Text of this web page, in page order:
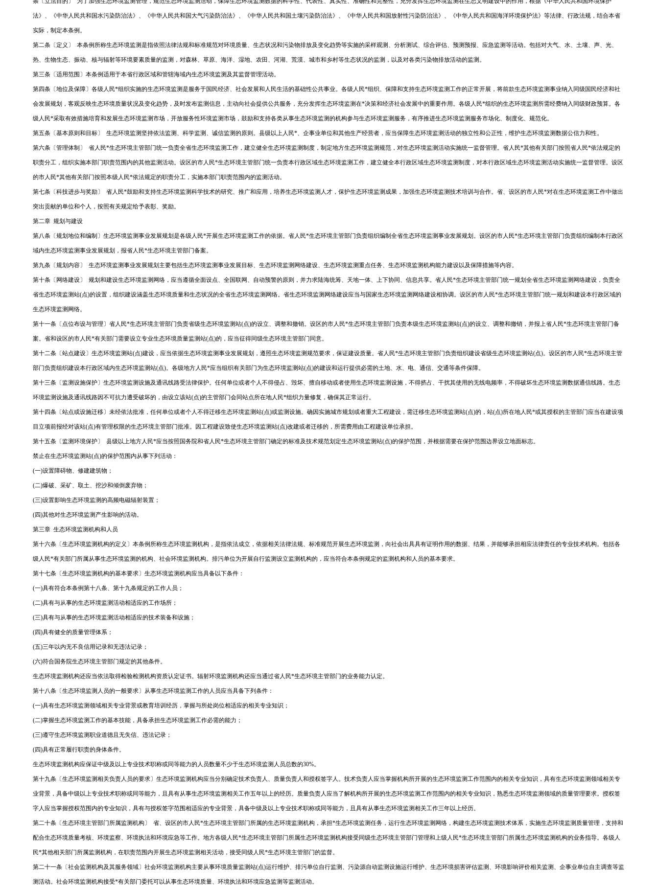
法》、《中华人民共和国水污染防治法》、《中华人民共和国大气污染防治法》、《中华人民共和国土壤污染防治法》、《中华人民共和国放射性污染防治法》、《中华人民共和国海洋环境保护法》等法律、行政法规，结合本省
实际，制定本条例。
第二条〔定义〕 本条例所称生态环境监测是指依照法律法规和标准规范对环境质量、生态状况和污染物排放及变化趋势等实施的采样观测、分析测试、综合评估、预测预报、应急监测等活动。包括对大气、水、土壤、声、光、
热、生物生态、振动、核与辐射等环境要素质量的监测，对森林、草原、海洋、湿地、农田、河湖、荒漠、城市和乡村等生态状况的监测，以及对各类污染物排放活动的监测。
第三条〔适用范围〕本条例适用于本省行政区域和管辖海域内生态环境监测及其监督管理活动。
第四条〔地位及保障〕各级人民*组织实施的生态环境监测是服务于国民经济、社会发展和人民生活的基础性公共事业。各级人民*组织、保障和支持生态环境监测工作的正常开展，将前款生态环境监测事业纳入同级国民经济和社
会发展规划，客观反映生态环境质量状况及变化趋势，及时发布监测信息，主动向社会提供公共服务，充分发挥生态环境监测在*决策和经济社会发展中的重要作用。各级人民*组织的生态环境监测所需经费纳入同级财政预算。各
级人民*采取有效措施培育和发展生态环境监测市场，开放服务性环境监测市场，鼓励和支持各类从事生态环境监测的机构参与生态环境监测服务，有序推进生态环境监测服务市场化、制度化、规范化。
第五条〔基本原则和目标〕 生态环境监测坚持依法监测、科学监测、诚信监测的原则。县级以上人民*、企事业单位和其他生产经营者，应当保障生态环境监测活动的独立性和公正性，维护生态环境监测数据公信力和性。
第六条〔管理体制〕 省人民*生态环境主管部门统一负责全省生态环境监测工作，建立健全生态环境监测制度，制定地方生态环境监测规范，对生态环境监测活动实施统一监督管理。省人民*其他有关部门按照省人民*依法规定的
职责分工，组织实施本部门职责范围内的其他监测活动。设区的市人民*生态环境主管部门统一负责本行政区域生态环境监测工作，建立健全本行政区域生态环境监测制度，对本行政区域生态环境监测活动实施统一监督管理。设区
的市人民*其他有关部门按照本级人民*依法规定的职责分工，实施本部门职责范围内的监测活动。
第七条〔科技进步与奖励〕 省人民*鼓励和支持生态环境监测科学技术的研究、推广和应用，培养生态环境监测人才，保护生态环境监测成果，加强生态环境监测技术培训与合作。省、设区的市人民*对在生态环境监测工作中做出
突出贡献的单位和个人，按照有关规定给予表彰、奖励。
第二章 规划与建设
第八条〔规划地位和编制〕生态环境监测事业发展规划是各级人民*开展生态环境监测工作的依据。省人民*生态环境主管部门负责组织编制全省生态环境监测事业发展规划。设区的市人民*生态环境主管部门负责组织编制本行政区
域内生态环境监测事业发展规划，报省人民*生态环境主管部门备案。
第九条〔规划内容〕 生态环境监测事业发展规划主要包括生态环境监测事业发展目标、生态环境监测网络建设、生态环境监测重点任务、生态环境监测机构能力建设以及保障措施等内容。
第十条〔网络建设〕 规划和建设生态环境监测网络，应当遵循全面设点、全国联网、自动预警的原则，并力求陆海统筹、天地一体、上下协同、信息共享。省人民*生态环境主管部门统一规划全省生态环境监测网络建设，负责全
省生态环境监测站(点)的设置，组织建设涵盖生态环境质量和生态状况的全省生态环境监测网络。省生态环境监测网络建设应当与国家生态环境监测网络建设相协调。设区的市人民*生态环境主管部门统一规划和建设本行政区域的
生态环境监测网络。
第十一条〔点位布设与管理〕省人民*生态环境主管部门负责省级生态环境监测站(点)的设立、调整和撤销。设区的市人民*生态环境主管部门负责本级生态环境监测站(点)的设立、调整和撤销，并报上省人民*生态环境主管部门备
案。省和设区的市人民*有关部门需要设立专业生态环境质量监测站(点)的，应当征得同级生态环境主管部门同意。
第十二条〔站点建设〕生态环境监测站(点)建设，应当依据生态环境监测事业发展规划，遵照生态环境监测规范要求，保证建设质量。省人民*生态环境主管部门负责组织建设省级生态环境监测站(点)。设区的市人民*生态环境主管
部门负责组织建设本行政区域内生态环境监测站(点)。各级地方人民*应当组织有关部门为生态环境监测站(点)的建设和运行提供必需的土地、水、电、通信、交通等条件保障。
第十三条〔监测设施保护〕生态环境监测设施及通讯线路受法律保护。任何单位或者个人不得侵占、毁坏、擅自移动或者使用生态环境监测设施，不得挤占、干扰其使用的无线电频率，不得破坏生态环境监测数据通信线路。生态
环境监测设施及通讯线路因不可抗力遭受破坏的，由设立该站(点)的主管部门会同站点所在地人民*组织力量修复，确保其正常运行。
第十四条〔站点或设施迁移〕未经依法批准，任何单位或者个人不得迁移生态环境监测站(点)或监测设施。确因实施城市规划或者重大工程建设，需迁移生态环境监测站(点)的，站(点)所在地人民*或其授权的主管部门应当在建设项
目立项前报经对该站(点)有管理权限的生态环境主管部门批准。因工程建设致使生态环境监测站(点)改建或者迁移的，所需费用由工程建设单位承担。
第十五条〔监测环境保护〕 县级以上地方人民*应当按照国务院和省人民*生态环境主管部门确定的标准及技术规范划定生态环境监测站(点)的保护范围，并根据需要在保护范围边界设立地面标志。
禁止在生态环境监测站(点)的保护范围内从事下列活动：
(一)设置障碍物、修建建筑物；
(二)爆破、采矿、取土、挖沙和倾倒废弃物；
(三)设置影响生态环境监测的高频电磁辐射装置；
(四)其他对生态环境监测产生影响的活动。
第三章 生态环境监测机构和人员
第十六条〔生态环境监测机构的定义〕本条例所称生态环境监测机构，是指依法成立，依据相关法律法规、标准规范开展生态环境监测，向社会出具具有证明作用的数据、结果，并能够承担相应法律责任的专业技术机构。包括各
级人民*有关部门所属从事生态环境监测的机构、社会环境监测机构。排污单位为开展自行监测设立监测机构的，应当符合本条例规定的监测机构和人员的基本要求。
第十七条〔生态环境监测机构的基本要求〕生态环境监测机构应当具备以下条件：
(一)具有符合本条例第十八条、第十九条规定的工作人员；
(二)具有与从事的生态环境监测活动相适应的工作场所；
(三)具有与从事的生态环境监测活动相适应的技术装备和设施；
(四)具有健全的质量管理体系；
(五)三年以内无不良信用记录和无违法记录；
(六)符合国务院生态环境主管部门规定的其他条件。
生态环境监测机构还应当依法取得检验检测机构资质认定证书。辐射环境监测机构还应当通过省人民*生态环境主管部门的业务能力认定。
第十八条〔生态环境监测人员的一般要求〕从事生态环境监测工作的人员应当具备下列条件：
(一)具有生态环境监测领域相关专业背景或教育培训经历，掌握与所处岗位相适应的相关专业知识；
(二)掌握生态环境监测工作的基本技能，具备承担生态环境监测工作必需的能力；
(三)遵守生态环境监测职业道德且无失信、违法记录；
(四)具有正常履行职责的身体条件。
生态环境监测机构应保证中级及以上专业技术职称或同等能力的人员数量不少于生态环境监测人员总数的30%。
第十九条〔生态环境监测相关负责人员的要求〕生态环境监测机构应当分别确定技术负责人、质量负责人和授权签字人。技术负责人应当掌握机构所开展的生态环境监测工作范围内的相关专业知识，具有生态环境监测领域相关专
业背景，具备中级以上专业技术职称或同等能力，且具有从事生态环境监测相关工作五年以上的经历。质量负责人应当了解机构所开展的生态环境监测工作范围内的相关专业知识，熟悉生态环境监测领域的质量管理要求。授权签
字人应当掌握授权范围内的专业知识，具有与授权签字范围相适应的专业背景，具备中级及以上专业技术职称或同等能力，且具有从事生态环境监测相关工作三年以上经历。
第二十条〔生态环境主管部门所属监测机构〕 省、设区的市人民*生态环境主管部门所属的生态环境监测机构，承担*生态环境监测任务，运行生态环境监测网络，构建生态环境监测技术体系，实施生态环境监测质量管理，支持和
配合生态环境质量考核、环境监察、环境执法和环境应急等工作。地方各级人民*生态环境主管部门所属生态环境监测机构接受同级生态环境主管部门管理和上级人民*生态环境主管部门所属生态环境监测机构的业务指导。各级人
民*其他相关部门所属监测机构，在职责范围内开展生态环境监测相关活动，接受同级人民*生态环境主管部门的监督。
第二十一条〔社会监测机构及其服务领域〕社会环境监测机构主要从事环境质量监测站(点)运行维护、排污单位自行监测、污染源自动监测设施运行维护、生态环境损害评估监测、环境影响评价相关监测、企事业单位自主调查等监
测活动。社会环境监测机构接受*有关部门委托可以从事生态环境质量、环境执法和环境应急监测等监测活动。